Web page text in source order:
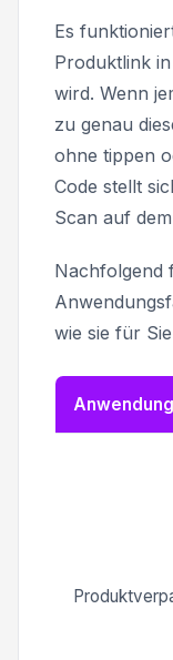
Es
Produktlink
wird. Wenn
zu genau
ohne tippen
Code stellt
Scan auf
Nachfolgend
wie sie für